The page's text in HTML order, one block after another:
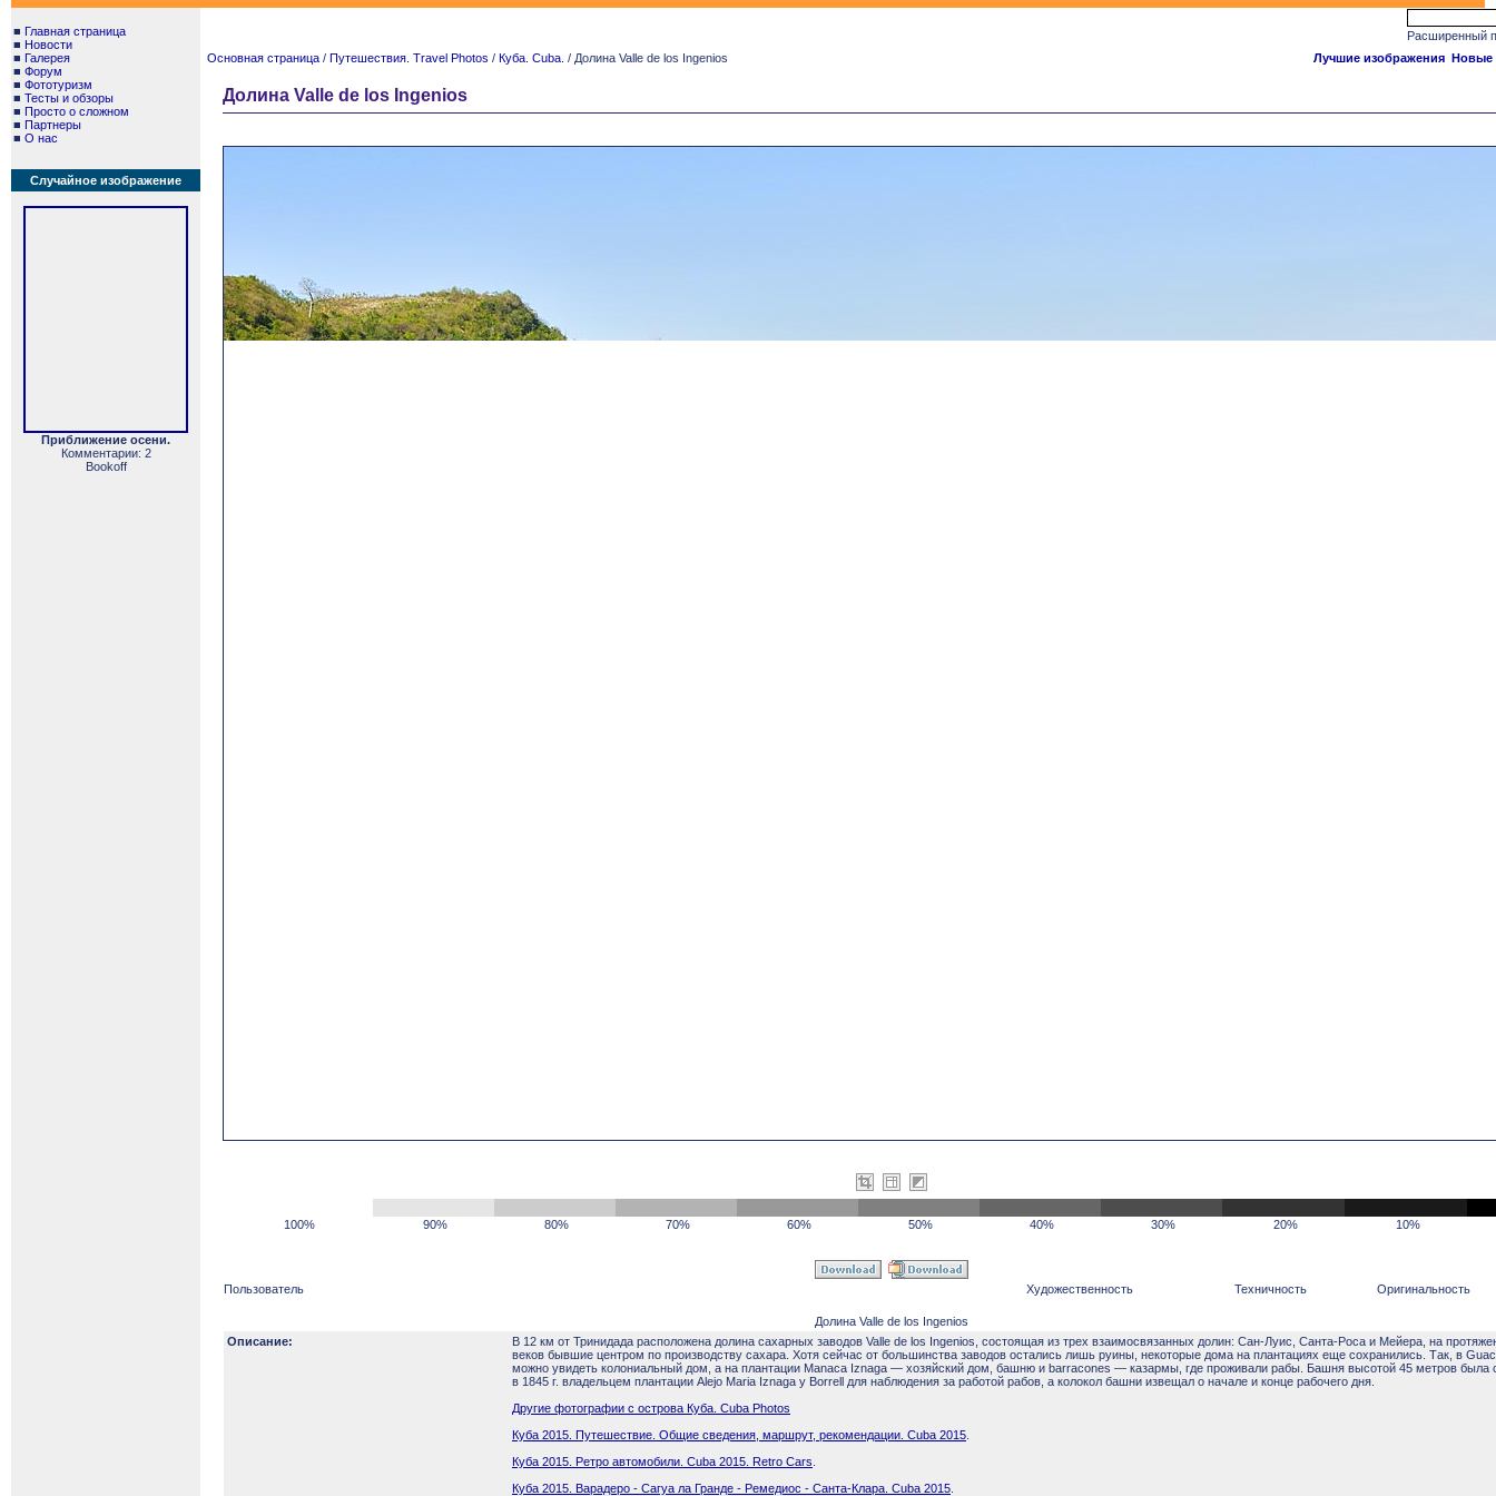
■ Главная страница
■ Новости
■ Галерея
■ Форум
■ Фототуризм
■ Тесты и обзоры
■ Просто о сложном
■ Партнеры
■ О нас
Случайное изображение
Приближение осени.
Комментарии: 2
Bookoff
Расширенный
Основная страница / Путешествия. Travel Photos / Куба. Cuba. / Долина Valle de los Ingenios Лучшие изображения Новые
Долина Valle de los Ingenios
100% 90% 80% 70% 60% 50% 40% 30% 20% 10%
Пользователь Художественность Техничность Оригинальность
Долина Valle de los Ingenios
Описание:
В 12 км от Тринидада расположена долина сахарных заводов Valle de los Ingenios, состоящая из трех взаимосвязанных долин: Сан-Луис, Санта-Роса и Мейера, на
веков бывшие центром по производству сахара. Хотя сейчас от большинства заводов остались лишь руины, некоторые дома на плантациях еще сохранились. Так, в
можно увидеть колониальный дом, а на плантации Manaca Iznaga — хозяйский дом, башню и barracones — казармы, где проживали рабы. Башня высотой 45 метров была
в 1845 г. владельцем плантации Alejo Maria Iznaga y Borrell для наблюдения за работой рабов, а колокол башни извещал о начале и конце рабочего дня.
Другие фотографии с острова Куба. Cuba Photos
Куба 2015. Путешествие. Общие сведения, маршрут, рекомендации. Cuba 2015
Куба 2015. Ретро автомобили. Cuba 2015. Retro Cars
Куба 2015. Варадеро - Сагуа ла Гранде - Ремедиос - Санта-Клара. Cuba 2015